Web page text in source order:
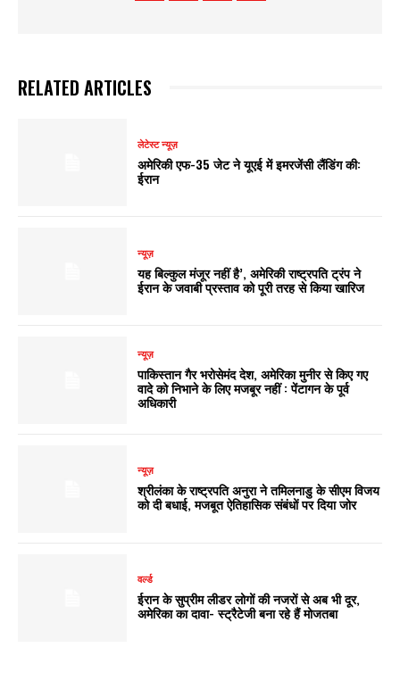
RELATED ARTICLES
लेटेस्ट न्यूज़
अमेरिकी एफ-35 जेट ने यूएई में इमरजेंसी लैंडिंग की:
ईरान
न्यूज़
यह बिल्कुल मंजूर नहीं है’, अमेरिकी राष्ट्रपति ट्रंप ने
ईरान के जवाबी प्रस्ताव को पूरी तरह से किया खारिज
न्यूज़
पाकिस्तान गैर भरोसेमंद देश, अमेरिका मुनीर से किए गए
वादे को निभाने के लिए मजबूर नहीं : पेंटागन के पूर्व
अधिकारी
न्यूज़
श्रीलंका के राष्ट्रपति अनुरा ने तमिलनाडु के सीएम विजय
को दी बधाई, मजबूत ऐतिहासिक संबंधों पर दिया जोर
वर्ल्ड
ईरान के सुप्रीम लीडर लोगों की नजरों से अब भी दूर,
अमेरिका का दावा- स्ट्रैटेजी बना रहे हैं मोजतबा